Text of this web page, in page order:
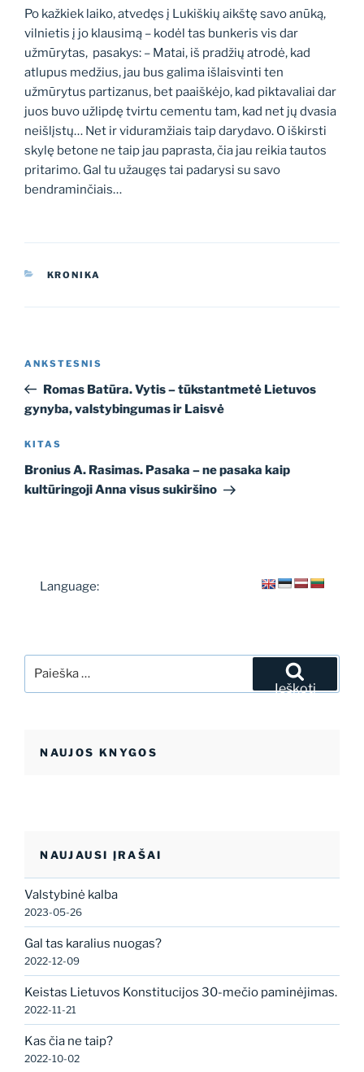
Po kažkiek laiko, atvedęs į Lukiškių aikštę savo anūką,
vilnietis į jo klausimą – kodėl tas bunkeris vis dar
užmūrytas, pasakys: – Matai, iš pradžių atrodė, kad
atlupus medžius, jau bus galima išlaisvinti ten
užmūrytus partizanus, bet paaiškėjo, kad piktavaliai dar
juos buvo užlipdę tvirtu cementu tam, kad net jų dvasia
neišlįstų… Net ir viduramžiais taip darydavo. O iškirsti
skylę betone ne taip jau paprasta, čia jau reikia tautos
pritarimo. Gal tu užaugęs tai padarysi su savo
bendraminčiais…
KATEGORIJOS
KRONIKA
įrašų
Ankstesnis
įrašas
ANKSTESNIS
Romas Batūra. Vytis – tūkstantmetė Lietuvos
gynyba, valstybingumas ir Laisvė
Kitas
įrašas
KITAS
Bronius A. Rasimas. Pasaka – ne pasaka kaip
kultūringoji Anna visus sukiršino
Language:
Ieškoti
NAUJOS KNYGOS
NAUJAUSI ĮRAŠAI
Valstybinė kalba
2023-05-26
Gal tas karalius nuogas?
2022-12-09
Keistas Lietuvos Konstitucijos 30-mečio paminėjimas.
2022-11-21
Kas čia ne taip?
2022-10-02